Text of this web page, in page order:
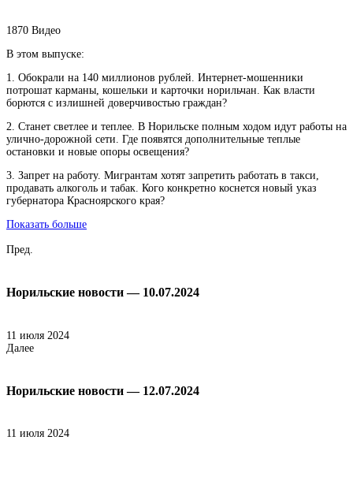
1870 Видео
В этом выпуске:
1. Обокрали на 140 миллионов рублей. Интернет-мошенники
потрошат карманы, кошельки и карточки норильчан. Как власти
борются с излишней доверчивостью граждан?
2. Станет светлее и теплее. В Норильске полным ходом идут работы на
улично-дорожной сети. Где появятся дополнительные теплые
остановки и новые опоры освещения?
3. Запрет на работу. Мигрантам хотят запретить работать в такси,
продавать алкоголь и табак. Кого конкретно коснется новый указ
губернатора Красноярского края?
Показать больше
Пред.
Норильские новости — 10.07.2024
11 июля 2024
Далее
Норильские новости — 12.07.2024
11 июля 2024